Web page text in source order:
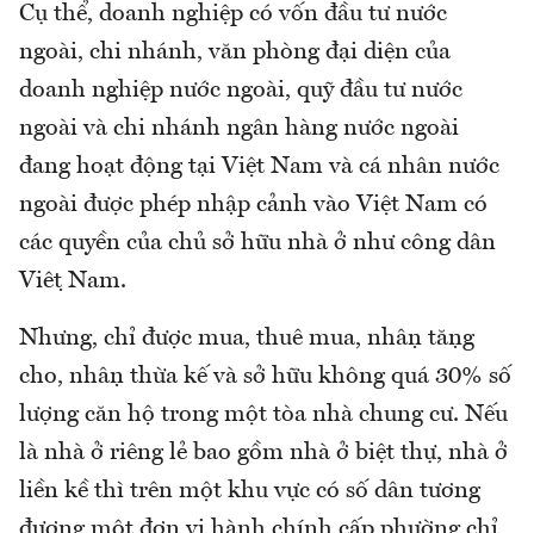
Cụ thể, doanh nghiệp có vốn đầu tư nước
ngoài, chi nhánh, văn phòng đại diện của
doanh nghiệp nước ngoài, quỹ đầu tư nước
ngoài và chi nhánh ngân hàng nước ngoài
đang hoạt động tại Việt Nam và cá nhân nước
ngoài được phép nhập cảnh vào Việt Nam có
các quyền của chủ sở hữu nhà ở như công dân
Việt Nam.
Nhưng, chỉ được mua, thuê mua, nhận tặng
cho, nhận thừa kế và sở hữu không quá 30% số
lượng căn hộ trong một tòa nhà chung cư. Nếu
là nhà ở riêng lẻ bao gồm nhà ở biệt thự, nhà ở
liền kề thì trên một khu vực có số dân tương